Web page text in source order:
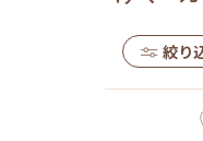
絞り